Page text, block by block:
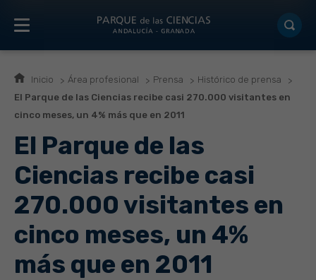
Inicio Área profesional Prensa
Histórico de prensa
El Parque de las Ciencias recibe casi 270.000 visitantes en
cinco meses, un 4% más que en 2011
El Parque de las
Ciencias recibe casi
270.000 visitantes en
cinco meses, un 4%
más que en 2011